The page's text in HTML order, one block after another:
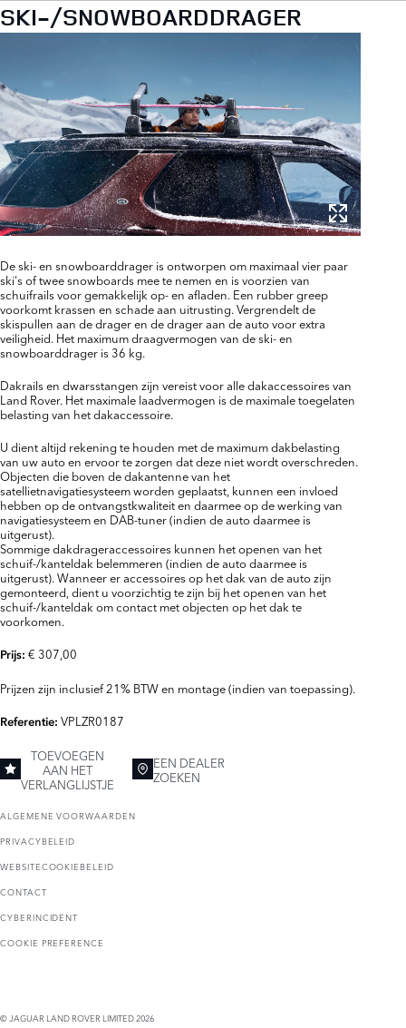
SKI-/SNOWBOARDDRAGER
De ski- en snowboarddrager is ontworpen om maximaal vier paar
ski's of twee snowboards mee te nemen en is voorzien van
schuifrails voor gemakkelijk op- en afladen. Een rubber greep
voorkomt krassen en schade aan uitrusting. Vergrendelt de
skispullen aan de drager en de drager aan de auto voor extra
veiligheid. Het maximum draagvermogen van de ski- en
snowboarddrager is 36 kg.
Dakrails en dwarsstangen zijn vereist voor alle dakaccessoires van
Land Rover. Het maximale laadvermogen is de maximale toegelaten
belasting van het dakaccessoire.
U dient altijd rekening te houden met de maximum dakbelasting
van uw auto en ervoor te zorgen dat deze niet wordt overschreden.
Objecten die boven de dakantenne van het
satellietnavigatiesysteem worden geplaatst, kunnen een invloed
hebben op de ontvangstkwaliteit en daarmee op de werking van
navigatiesysteem en DAB-tuner (indien de auto daarmee is
uitgerust).
Sommige dakdrageraccessoires kunnen het openen van het
schuif-/kanteldak belemmeren (indien de auto daarmee is
uitgerust). Wanneer er accessoires op het dak van de auto zijn
gemonteerd, dient u voorzichtig te zijn bij het openen van het
schuif-/kanteldak om contact met objecten op het dak te
voorkomen.
Prijs: € 307,00
Prijzen zijn inclusief 21% BTW en montage (indien van toepassing).
Referentie: VPLZR0187
TOEVOEGEN
AAN HET
VERLANGLIJSTJE
EEN DEALER
ZOEKEN
ALGEMENE VOORWAARDEN
PRIVACYBELEID
WEBSITECOOKIEBELEID
CONTACT
CYBERINCIDENT
COOKIE PREFERENCE
© JAGUAR LAND ROVER LIMITED 2026